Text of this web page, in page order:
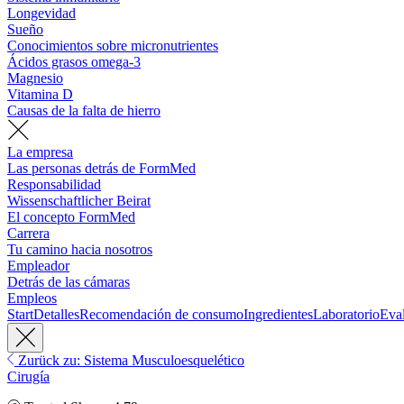
Longevidad
Sueño
Conocimientos sobre micronutrientes
Ácidos grasos omega-3
Magnesio
Vitamina D
Causas de la falta de hierro
La empresa
Las personas detrás de FormMed
Responsabilidad
Wissenschaftlicher Beirat
El concepto FormMed
Carrera
Tu camino hacia nosotros
Empleador
Detrás de las cámaras
Empleos
StartDetallesRecomendación de consumoIngredientesLaboratorio
Zurück zu: Sistema Musculoesquelético
Cirugía